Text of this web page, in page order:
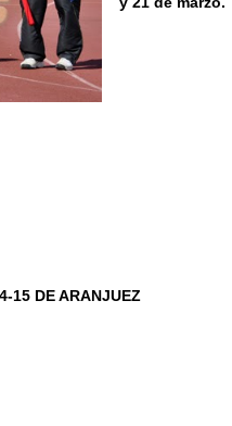
15 DE ARANJUEZ